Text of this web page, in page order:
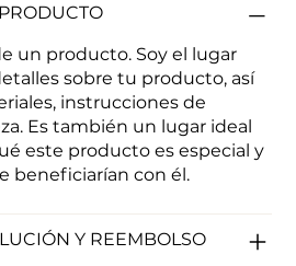
un producto. Soy el lugar
sobre tu producto, así
instrucciones de
Es también un lugar ideal
este producto es especial y
beneficiarían con él.
Y REEMBOLSO